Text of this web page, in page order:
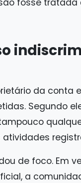
da conta
Segundo
atividades
de foco. Em
a